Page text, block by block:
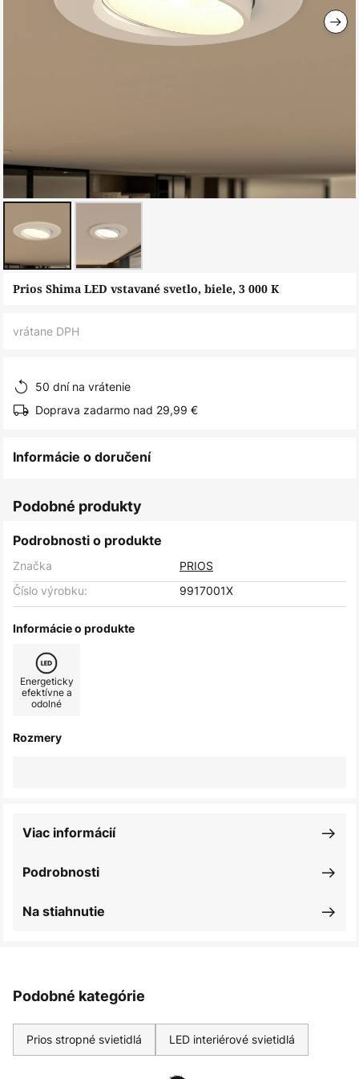
Preskočiť
Prios Shima LED vstavané svetlo, biele, 3 000 K
vrátane DPH
50 dní na vrátenie
Doprava zadarmo nad 29,99 €
Informácie o doručení
Podobné produkty
Podrobnosti o produkte
Značka
PRIOS
Číslo výrobku:
9917001X
Informácie o produkte
Energeticky
efektívne a
odolné
Rozmery
Podrobnosti
Viac informácií
Na stiahnutie
Podobné kategórie
Prios stropné svietidlá LED interiérové svietidlá